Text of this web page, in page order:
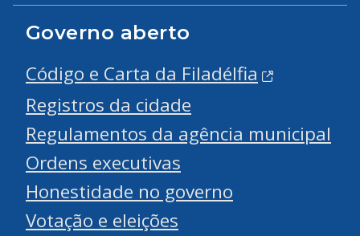
Governo aberto
Código e Carta da Filadélfia
Registros da cidade
Regulamentos da agência municipal
Ordens executivas
Honestidade no governo
Votação e eleições